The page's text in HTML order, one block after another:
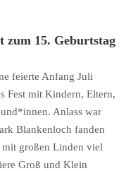
zum 15. Geburtstag
feierte Anfang Juli
Fest mit Kindern, Eltern,
Anlass war
Blankenloch fanden
großen Linden viel
Groß und Klein